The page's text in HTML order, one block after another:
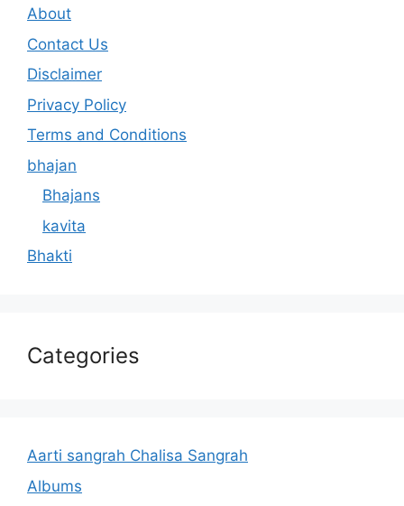
About
Contact Us
Disclaimer
Privacy Policy
Terms and Conditions
bhajan
Bhajans
kavita
Bhakti
Categories
Aarti sangrah Chalisa Sangrah
Albums